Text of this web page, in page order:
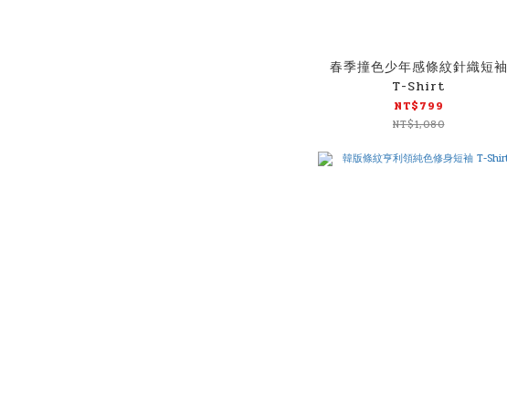
春季撞色少年感條紋針織短袖
T-Shirt
NT$799
NT$1,080